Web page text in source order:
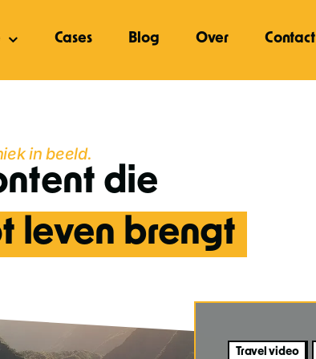
Cases Blog Over Contact
in beeld.
die
leven brengt
Travel video